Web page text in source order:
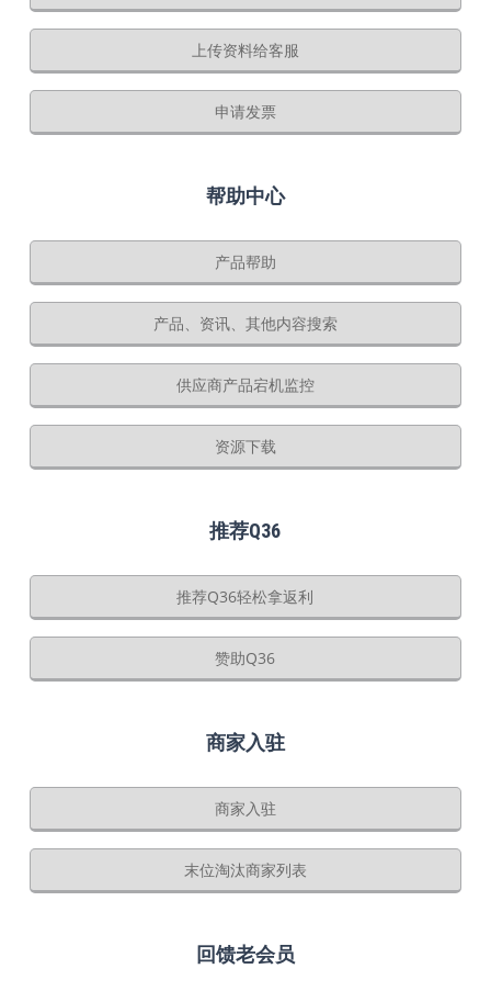
上传资料给客服
申请发票
帮助中心
产品帮助
产品、资讯、其他内容搜索
供应商产品宕机监控
资源下载
推荐Q36
推荐Q36轻松拿返利
赞助Q36
商家入驻
商家入驻
末位淘汰商家列表
回馈老会员